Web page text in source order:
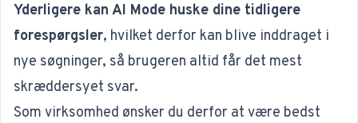
Yderligere kan AI Mode huske dine tidligere
forespørgsler, hvilket derfor kan blive inddraget i
nye søgninger, så brugeren altid får det mest
skræddersyet svar.
Som virksomhed ønsker du derfor at være bedst